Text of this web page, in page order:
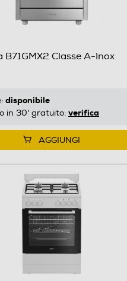
B71GMX2 Classe A-Inox
disponibile
in 30' gratuito: verifica
AGGIUNGI